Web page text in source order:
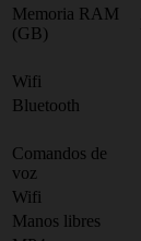
Memoria RAM
(GB)
Wifi
Bluetooth
Comandos de
voz
Wifi
Manos libres